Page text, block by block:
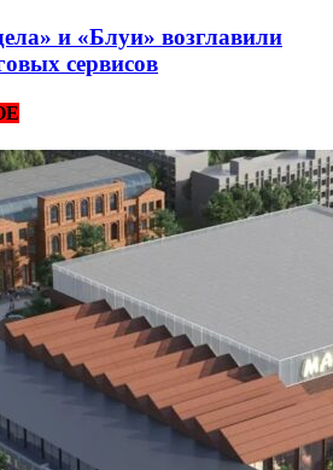
и «Блуи» возглавили
сервисов